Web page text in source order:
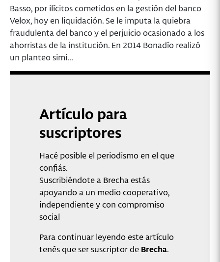
Basso, por ilícitos cometidos en la gestión del banco
Velox, hoy en liquidación. Se le imputa la quiebra
fraudulenta del banco y el perjuicio ocasionado a los
ahorristas de la institución. En 2014 Bonadío realizó
un planteo simi...
Artículo para
suscriptores
Hacé posible el periodismo en el que
confiás.
Suscribiéndote a Brecha estás
apoyando a un medio cooperativo,
independiente y con compromiso
social
Para continuar leyendo este artículo
tenés que ser suscriptor de Brecha.